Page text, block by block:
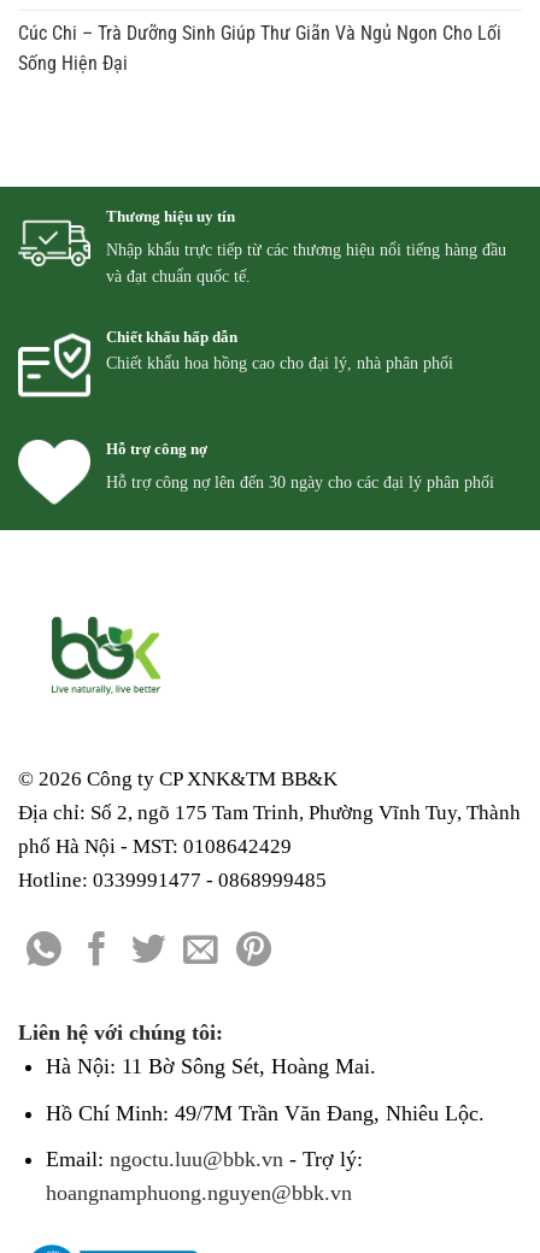
Cúc Chi – Trà Dưỡng Sinh Giúp Thư Giãn Và Ngủ Ngon Cho Lối
Sống Hiện Đại
Thương hiệu uy tín
Nhập khẩu trực tiếp từ các thương hiệu nổi tiếng hàng đầu
và đạt chuẩn quốc tế.
Chiết khấu hấp dẫn
Chiết khẩu hoa hồng cao cho đại lý, nhà phân phối
Hỗ trợ công nợ
Hỗ trợ công nợ lên đến 30 ngày cho các đại lý phân phối
© 2026 Công ty CP XNK&TM BB&K
Địa chỉ: Số 2, ngõ 175 Tam Trinh, Phường Vĩnh Tuy, Thành
phố Hà Nội - MST: 0108642429
Hotline: 0339991477 - 0868999485
Liên hệ với chúng tôi:
Hà Nội: 11 Bờ Sông Sét, Hoàng Mai.
Hồ Chí Minh: 49/7M Trần Văn Đang, Nhiêu Lộc.
Email: ngoctu.luu@bbk.vn- Trợ lý:
hoangnamphuong.nguyen@bbk.vn